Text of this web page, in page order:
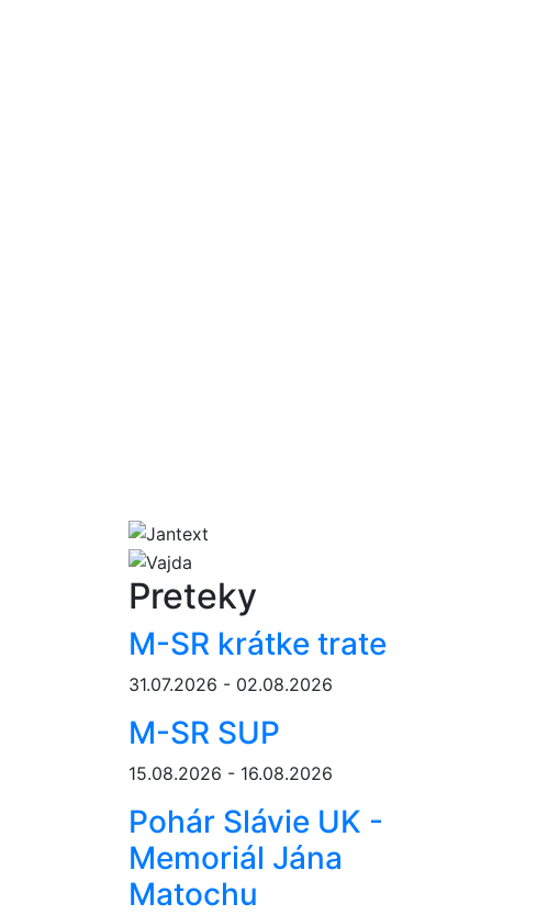
Preteky
M-SR krátke trate
31.07.2026 - 02.08.2026
M-SR SUP
15.08.2026 - 16.08.2026
Pohár Slávie UK -
Memoriál Jána
Matochu